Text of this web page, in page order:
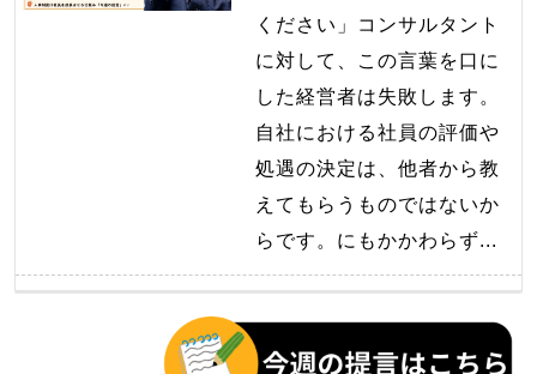
ください」コンサルタント
に対して、この言葉を口に
した経営者は失敗します。
自社における社員の評価や
処遇の決定は、他者から教
えてもらうものではないか
らです。にもかかわらず...